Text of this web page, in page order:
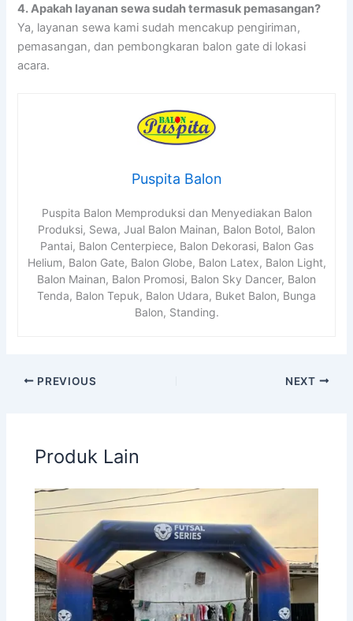
4. Apakah layanan sewa sudah termasuk pemasangan?
Ya, layanan sewa kami sudah mencakup pengiriman,
pemasangan, dan pembongkaran balon gate di lokasi
acara.
Puspita Balon
Puspita Balon Memproduksi dan Menyediakan Balon
Produksi, Sewa, Jual Balon Mainan, Balon Botol, Balon
Pantai, Balon Centerpiece, Balon Dekorasi, Balon Gas
Helium, Balon Gate, Balon Globe, Balon Latex, Balon Light,
Balon Mainan, Balon Promosi, Balon Sky Dancer, Balon
Tenda, Balon Tepuk, Balon Udara, Buket Balon, Bunga
Balon, Standing.
PREVIOUS NEXT
Produk Lain